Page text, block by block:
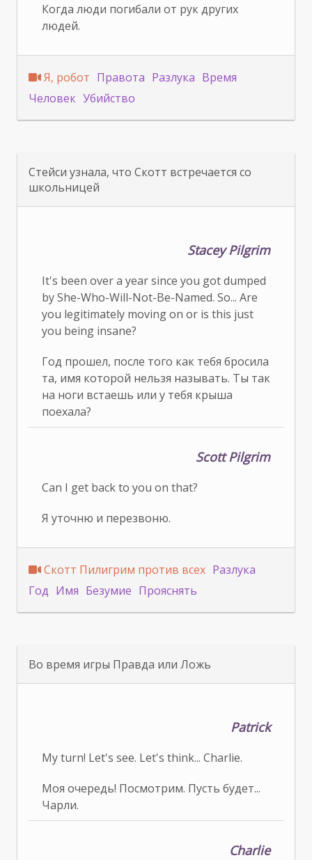
Когда люди погибали от рук других
людей.
Я, робот Правота Разлука Время
Человек Убийство
Стейси узнала, что Скотт встречается со
школьницей
Stacey Pilgrim
It's been over a year since you got dumped
by She-Who-Will-Not-Be-Named. So... Are
you legitimately moving on or is this just
you being insane?
Год прошел, после того как тебя бросила
та, имя которой нельзя называть. Ты так
на ноги встаешь или у тебя крыша
поехала?
Scott Pilgrim
Can I get back to you on that?
Я уточню и перезвоню.
Скотт Пилигрим против всех Разлука
Год Имя Безумие Прояснять
Во время игры Правда или Ложь
Patrick
My turn! Let's see. Let's think... Charlie.
Моя очередь! Посмотрим. Пусть будет...
Чарли.
Charlie